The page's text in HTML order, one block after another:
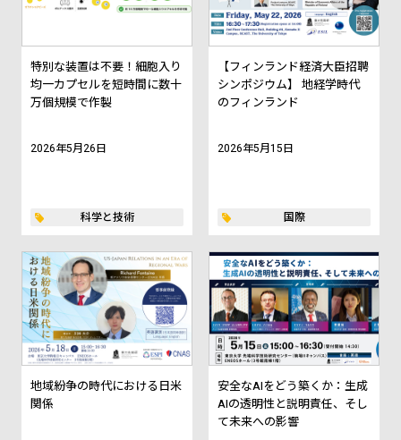
特別な装置は不要！細胞入り
均一カプセルを短時間に数十
万個規模で作製
2026年5月26日
科学と技術
【フィンランド経済大臣招聘
シンポジウム】 地経学時代
のフィンランド
2026年5月15日
国際
地域紛争の時代における日米
関係
安全なAIをどう築くか：生成
AIの透明性と説明責任、そし
て未来への影響